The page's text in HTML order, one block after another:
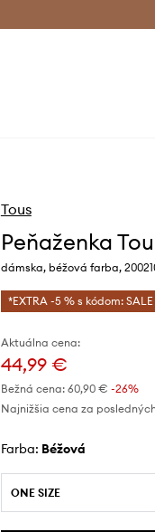
Tous
Peňaženka
dámska, béžová farba,
*EXTRA -5 % s kódom: SALE
Aktuálna cena:
44,99 €
Bežná cena: 60,90 € -26%
Najnižšia cena za
Farba: béžová
ONE SIZE